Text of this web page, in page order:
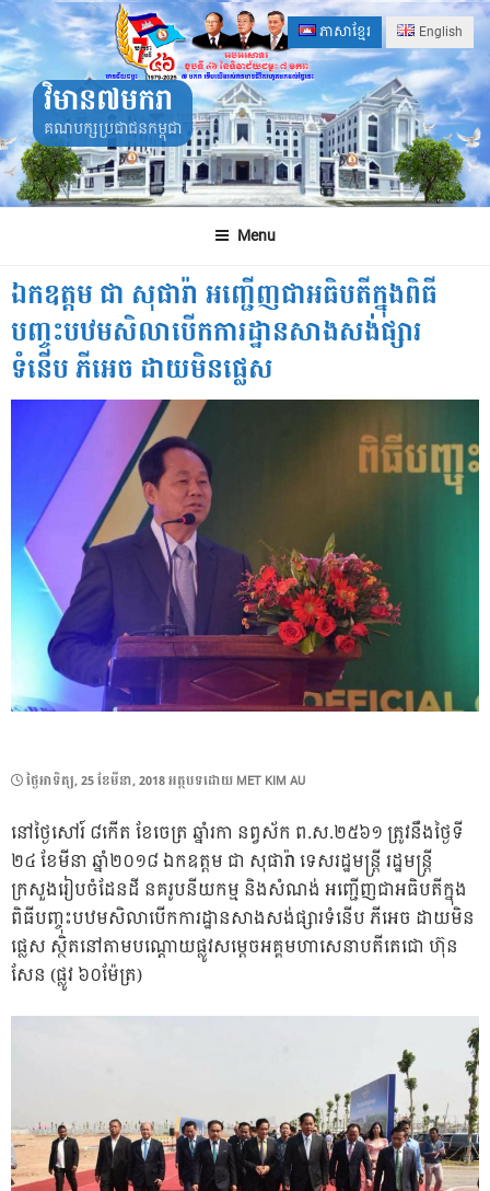
Skip
to
content
ភាសាខ្មែរ English
វិមាន៧មករា
គណបក្សប្រជាជនកម្ពុជា
Menu
ឯកឧត្តម ជា សុផារ៉ា អញ្ជើញជាអធិបតីក្នុងពិធី
បញ្ចុះបឋមសិលាបើកការដ្ឋានសាងសង់ផ្សារ
ទំនើប ភីអេច ដាយមិនផ្លេស
POSTED
ថ្ងៃ​អាទិត្យ, 25 ខែ​មីនា, 2018អត្ថបទដោយ MET KIM AU
នៅថ្ងៃសៅរ៍ ៨កើត ខែចេត្រ ឆ្នាំរកា នព្វស័ក ព.ស.២៥៦១ ត្រូវនឹងថ្ងៃទី
២៤ ខែមីនា ឆ្នាំ២០១៨ ឯកឧត្តម ជា សុផារ៉ា ទេសរដ្ឋមន្រ្តី រដ្ឋមន្រ្តី
ក្រសួងរៀបចំដែនដី នគរូបនីយកម្ម និងសំណង់ អញ្ជើញជាអធិបតីក្នុង
ពិធីបញ្ចុះបឋមសិលាបើកការដ្ឋានសាងសង់ផ្សារទំនើប ភីអេច ដាយមិន
ផ្លេស ស្ថិតនៅតាមបណ្ដោយផ្លូវសម្ដេចអគ្គមហាសេនាបតីតេជោ ហ៊ុន
សែន (ផ្លូវ ៦០ម៉ែត្រ)